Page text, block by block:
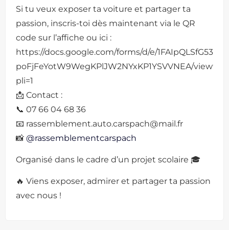
Si tu veux exposer ta voiture et partager ta
passion, inscris-toi dès maintenant via le QR
code sur l’affiche ou ici :
https://docs.google.com/forms/d/e/
poFjFeYotW9WegKPlJW2NYxKP1YSVVNEA/
pli=1
📩 Contact :
📞 07 66 04 68 36
📧 rassemblement.auto.carspach@mail.fr
📸 @rassemblementcarspach
Organisé dans le cadre d’un projet scolaire 🎓
🔥 Viens exposer, admirer et partager ta passion
avec nous !